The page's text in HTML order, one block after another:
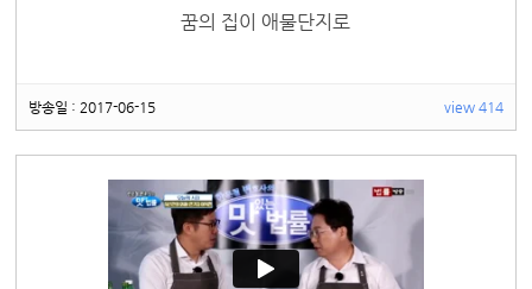
꿈의 집이 애물단지로
방송일 : 2017-06-15 view 414